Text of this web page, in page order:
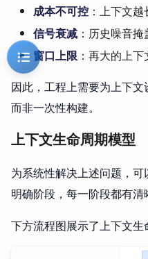
成本不可控 ：上下文
信号衰减 ：历史噪音
窗口上限 ：再大的上
因此，工程上需要为上下文
而非一次性构建。
上下文生命周期模型
为系统性解决上述问题，
明确阶段，每一阶段都有清
下方流程图展示了上下文生